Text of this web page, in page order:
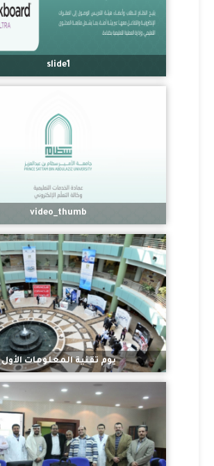
slide1
video_thumb
يوم تقنية المعلومات الأول